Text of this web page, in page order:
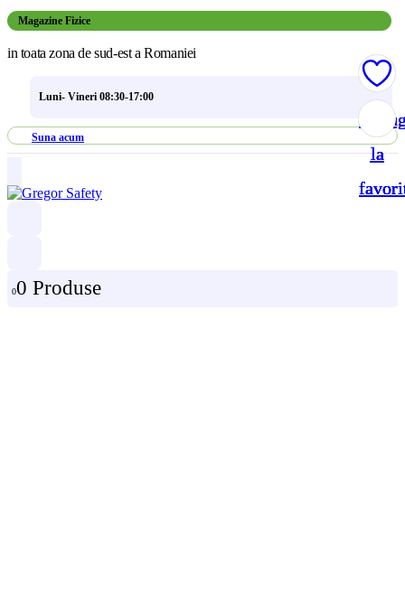
Magazine Fizice
in toata zona de sud-est a Romaniei
Luni- Vineri 08:30-17:00
Suna acum
00 Produse
la
la
la
la